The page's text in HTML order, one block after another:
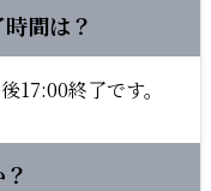
間は？
17:00終了です。